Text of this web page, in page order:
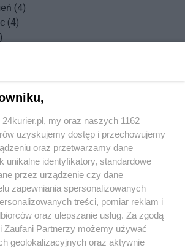
(4)
(4)
(5)
(4)
(4)
(4)
(4)
(4)
(5)
(5)
my oraz naszych 1162
uzyskujemy dostęp i przechowujemy
oraz przetwarzamy dane
unikalne identyfikatory, standardowe
przez urządzenie czy dane
zapewniania spersonalizowanych
treści, pomiar reklam i
oraz ulepszanie usług. Za zgodą
Zaufani Partnerzy możemy używać
geolokalizacyjnych oraz aktywnie